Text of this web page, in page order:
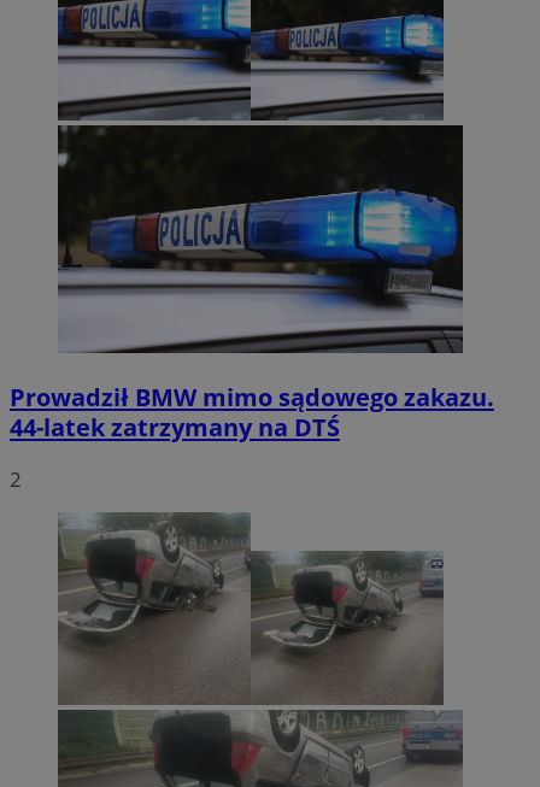
Prowadził BMW mimo sądowego zakazu.
44-latek zatrzymany na DTŚ
2